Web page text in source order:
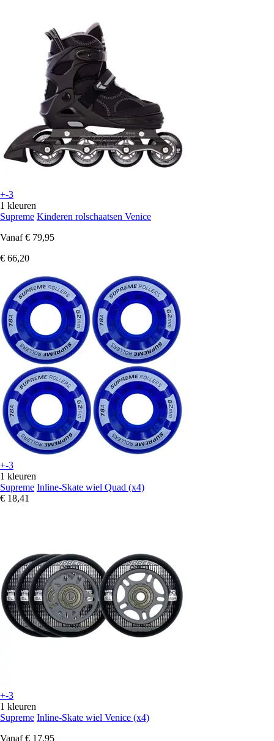
+-3
1 kleuren
Supreme Kinderen rolschaatsen Venice
Vanaf € 79,95
€ 66,20
+-3
1 kleuren
Supreme Inline-Skate wiel Quad (x4)
€ 18,41
+-3
1 kleuren
Supreme Inline-Skate wiel Venice (x4)
Vanaf € 17,95